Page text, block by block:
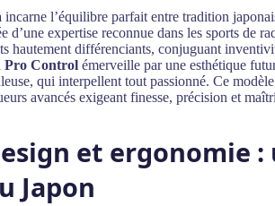
incarne l’équilibre parfait entre tradition
d’une expertise reconnue dans les sports de
hautement différenciants, conjuguant
Pro Control émerveille par une esthétique
qui interpellent tout passionné. Ce
avancés exigeant finesse, précision et
et ergonomie
Japon